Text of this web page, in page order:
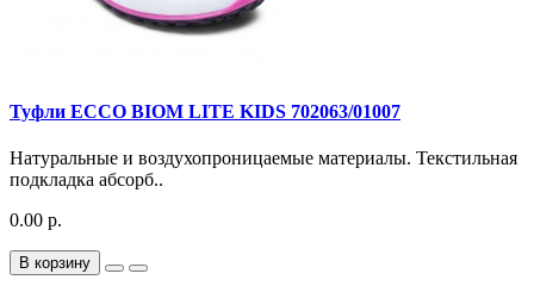
Туфли ECCO BIOM LITE KIDS 702063/01007
Натуральные и воздухопроницаемые материалы. Текстильная
подкладка абсорб..
0.00 р.
В корзину